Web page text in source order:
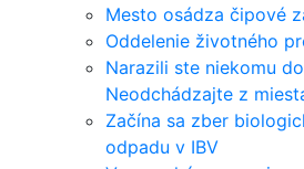
Mesto osádza čipové
Oddelenie životného
Narazili ste niekomu
Neodchádzajte z
Začína sa zber
odpadu v IBV